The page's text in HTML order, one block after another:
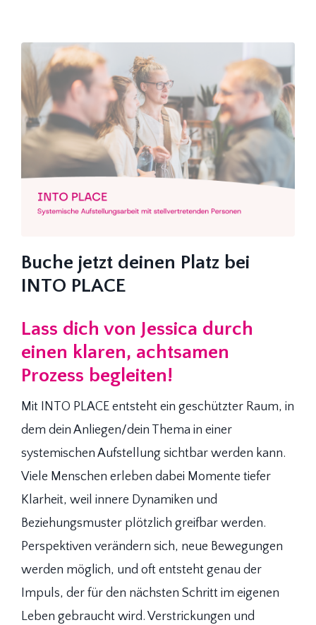
Buche jetzt deinen Platz bei
INTO PLACE
Lass dich von Jessica durch
einen klaren, achtsamen
Prozess begleiten!
Mit INTO PLACE entsteht ein geschützter Raum, in
dem dein Anliegen/dein Thema in einer
systemischen Aufstellung sichtbar werden kann.
Viele Menschen erleben dabei Momente tiefer
Klarheit, weil innere Dynamiken und
Beziehungsmuster plötzlich greifbar werden.
Perspektiven verändern sich, neue Bewegungen
werden möglich, und oft entsteht genau der
Impuls, der für den nächsten Schritt im eigenen
Leben gebraucht wird. Verstrickungen und